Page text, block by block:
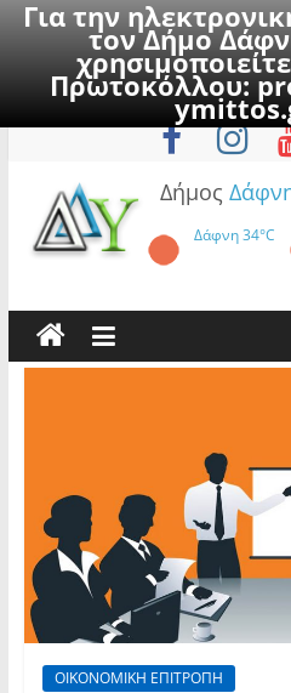
Για την
τον Δήμο
Πρωτοκόλλου:
to
Πέμπτη, 6
Δήμος
Δάφνη34°C
ΟΙΚΟΝΟΜΙΚΗ ΕΠΙΤΡΟΠΗ